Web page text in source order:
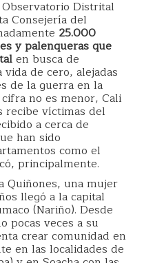
Distrital
Consejería del
25.000
y palenqueras que
en busca de
de cero, alejadas
de la guerra en la
no es menor, Cali
recibe víctimas del
a cerca de
han sido
como el
principalmente.
Quiñones, una mujer
llegó a la capital
(Nariño). Desde
pocas veces a su
crear comunidad en
en las localidades de